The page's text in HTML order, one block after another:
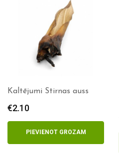
Kaltējumi Stirnas auss
€2.10
PIEVIENOT GROZAM